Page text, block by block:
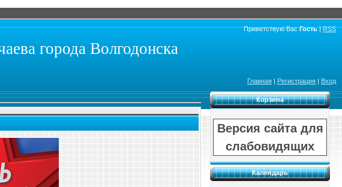
Приветствую Вас Гость|RSS
города Волгодонска
Главная | Регистрация | Вход
Корзина
Версия сайта для
слабовидящих
Календарь